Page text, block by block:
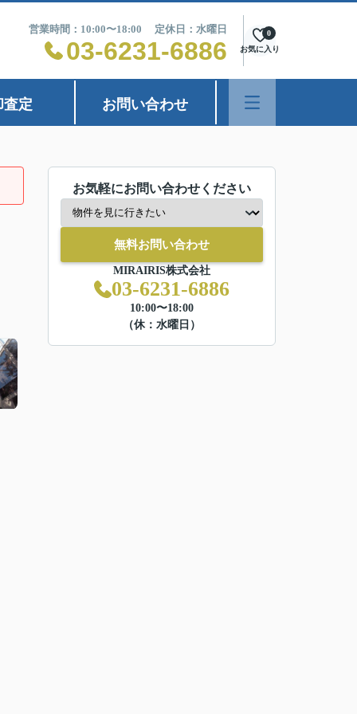
営業時間：10:00〜18:00 定休日：水曜日
03-6231-6886 お気に入り
0
査定 お問い合わせ
お気軽にお問い合わせください
無料お問い合わせ
MIRAIRIS株式会社
03-6231-6886
10:00〜18:00
（休：水曜日）